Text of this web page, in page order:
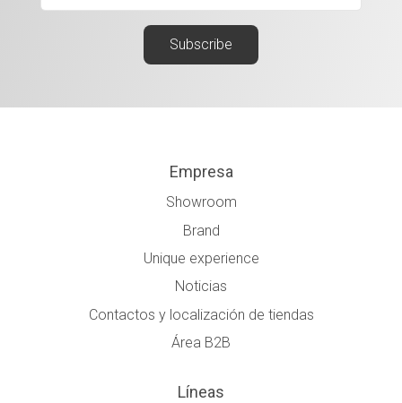
Empresa
Showroom
Brand
Unique experience
Noticias
Contactos y localización de tiendas
Área B2B
Líneas